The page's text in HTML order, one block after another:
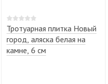
Тротуарная плитка Новый
город, аляска белая на
камне, 6 см